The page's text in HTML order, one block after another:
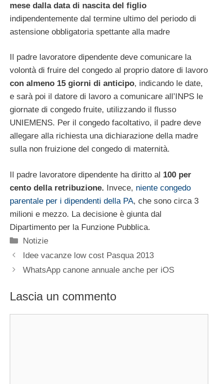
mese dalla data di nascita del figlio
indipendentemente dal termine ultimo del periodo di
astensione obbligatoria spettante alla madre
Il padre lavoratore dipendente deve comunicare la
volontà di fruire del congedo al proprio datore di lavoro
con almeno 15 giorni di anticipo, indicando le date,
e sarà poi il datore di lavoro a comunicare all’INPS le
giornate di congedo fruite, utilizzando il flusso
UNIEMENS. Per il congedo facoltativo, il padre deve
allegare alla richiesta una dichiarazione della madre
sulla non fruizione del congedo di maternità.
Il padre lavoratore dipendente ha diritto al 100 per
cento della retribuzione. Invece, niente congedo
parentale per i dipendenti della PA, che sono circa 3
milioni e mezzo. La decisione è giunta dal
Dipartimento per la Funzione Pubblica.
Categorie
Notizie
Idee vacanze low cost Pasqua 2013
WhatsApp canone annuale anche per iOS
Lascia un commento